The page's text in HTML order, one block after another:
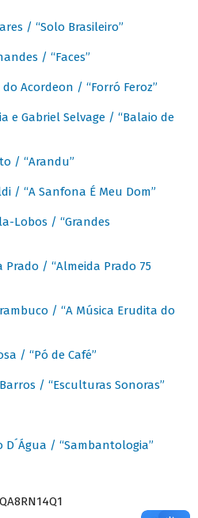
/ “Solo Brasileiro”
/ “Faces”
Acordeon / “Forró Feroz”
e Gabriel Selvage / “Balaio de
/ “Arandu”
/ “A Sanfona É Meu Dom”
Lobos / “Grandes
Prado / “Almeida Prado 75
/ “A Música Erudita do
/ “Pó de Café”
/ “Esculturas Sonoras”
D´Água / “Sambantologia”